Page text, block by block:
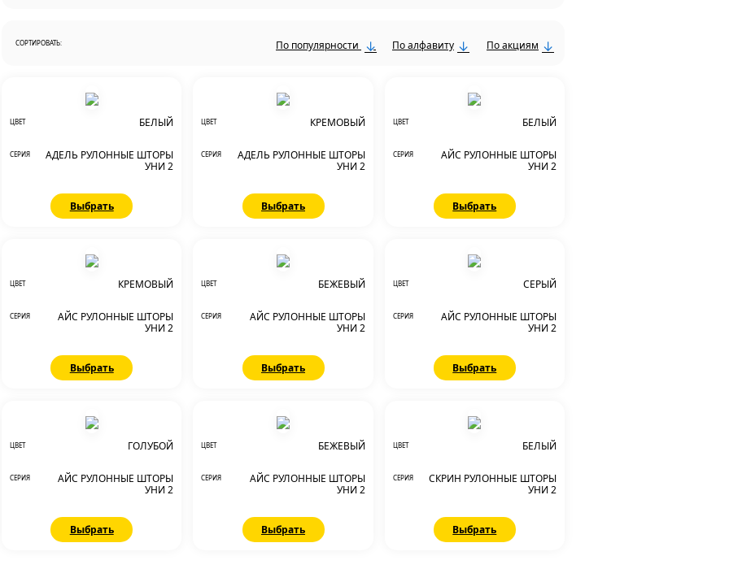
СОРТИРОВАТЬ: По популярности По алфавиту По акциям
ЦВЕТ БЕЛЫЙ
СЕРИЯ
АДЕЛЬ РУЛОННЫЕ ШТОРЫ
УНИ 2
Выбрать
ЦВЕТ КРЕМОВЫЙ
СЕРИЯ
АДЕЛЬ РУЛОННЫЕ ШТОРЫ
УНИ 2
Выбрать
ЦВЕТ БЕЛЫЙ
СЕРИЯ
АЙС РУЛОННЫЕ ШТОРЫ
УНИ 2
Выбрать
ЦВЕТ КРЕМОВЫЙ
СЕРИЯ
АЙС РУЛОННЫЕ ШТОРЫ
УНИ 2
Выбрать
ЦВЕТ БЕЖЕВЫЙ
СЕРИЯ
АЙС РУЛОННЫЕ ШТОРЫ
УНИ 2
Выбрать
ЦВЕТ СЕРЫЙ
СЕРИЯ
АЙС РУЛОННЫЕ ШТОРЫ
УНИ 2
Выбрать
ЦВЕТ ГОЛУБОЙ
СЕРИЯ
АЙС РУЛОННЫЕ ШТОРЫ
УНИ 2
Выбрать
ЦВЕТ БЕЖЕВЫЙ
СЕРИЯ
АЙС РУЛОННЫЕ ШТОРЫ
УНИ 2
Выбрать
ЦВЕТ БЕЛЫЙ
СЕРИЯ
СКРИН РУЛОННЫЕ ШТОРЫ
УНИ 2
Выбрать